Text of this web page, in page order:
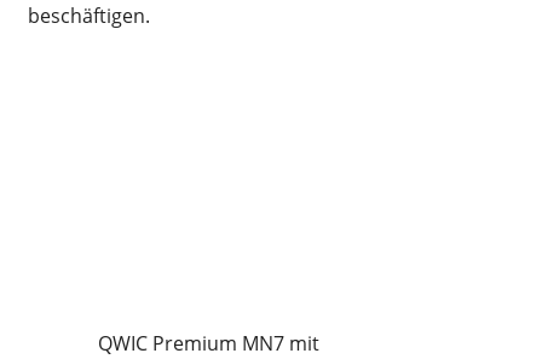
beschäftigen.
QWIC Premium MN7 mit